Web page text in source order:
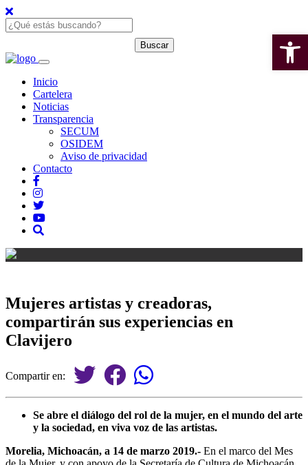
Inicio
Cartelera
Noticias
Transparencia
SECUM
OSIDEM
Aviso de privacidad
Contacto
Mujeres artistas y creadoras,
compartirán sus experiencias en
Clavijero
Compartir en:
Se abre el diálogo del rol de la mujer, en el mundo del arte
y la sociedad, en viva voz de las artistas.
Morelia, Michoacán, a 14 de marzo 2019.- En el marco del Mes